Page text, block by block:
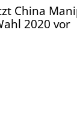
China
2020 vor